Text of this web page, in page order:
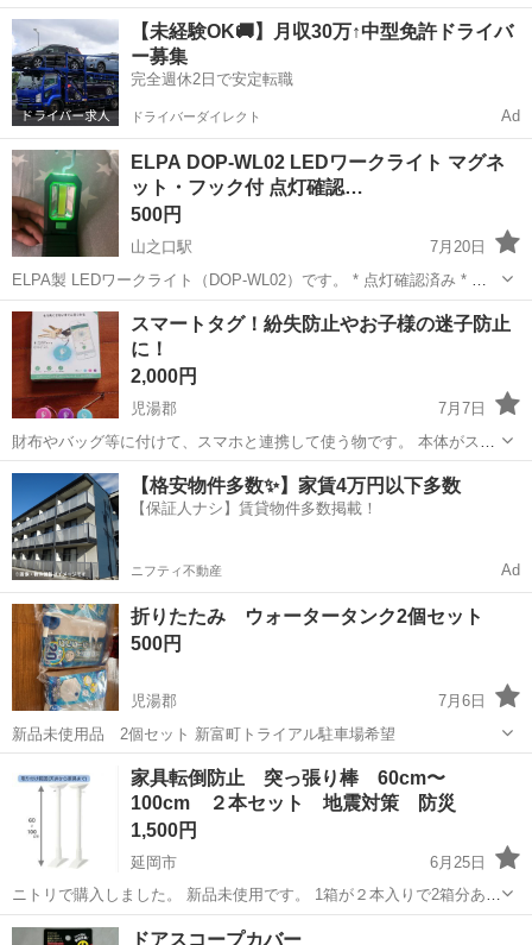
で置いたり吊るしたり、懐中電灯💡の様に持ち歩いたりと、様々な使
い方が出来ます。
宮崎 都城市 防災、セキュリティ ランタン
【未経験OK🚚】月収30万↑中型免許ドライバ
ー募集
完全週休2日で安定転職
ドライバーダイレクト Ad
ELPA DOP-WL02 LEDワークライト マグネ
ット・フック付 点灯確認…
500円
山之口駅
7月20日
ELPA製 LEDワークライト（DOP-WL02）です。 * 点灯確認済み * マ
グネット付きで金属面へ固定可能 * 回転式フック付き * 作業灯・キャ
ンプ・車の整備・防災用品に最適 中古品のため多少の使用感はありま
すが...
宮崎 都城市 山之口駅 防災、セキュリティ DOP
スマートタグ！紛失防止やお子様の迷子防止
に！
2,000円
児湯郡
7月7日
財布やバッグ等に付けて、スマホと連携して使う物です。 本体がスマ
ホから離れるとアラームが鳴るので、お子様の持ち物に入れておいて
迷子防止にもなります。スマホで操作してアラームを鳴らしたり、本
体のボタンを押してスマホに通知した...
宮崎 児湯郡 防災、セキュリティ ボタン
【格安物件多数✨】家賃4万円以下多数
【保証人ナシ】賃貸物件多数掲載！
ニフティ不動産 Ad
折りたたみ ウォータータンク2個セット
500円
児湯郡
7月6日
新品未使用品 2個セット 新富町トライアル駐車場希望
児湯郡 防災、セキュリティ
家具転倒防止 突っ張り棒 60cm〜
100cm ２本セット 地震対策 防災
1,500円
延岡市
6月25日
ニトリで購入しました。 新品未使用です。 1箱が２本入りで2箱分あり
ます。 地震対策の家具固定にどうでしょうか。 ※ 価格は1箱あたりの
宮崎 延岡市 防災、セキュリティ
ドアスコープカバー